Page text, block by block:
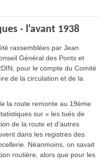
- l'avant 1938
rassemblées par Jean
Général des Ponts et
pour le compte du Comité
de la circulation et de la
la route remonte au 19ème
sur « les tués de
de la route et d’autres
dans les registres des
Néanmoins, on savait
routière, alors que pour les